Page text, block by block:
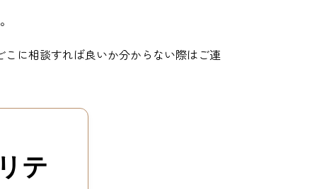
に相談すれば良いか分からない際はご連
テ